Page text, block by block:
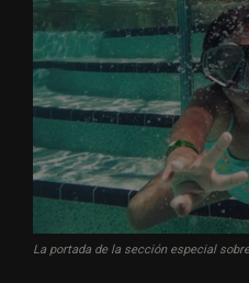
La portada de la sección especial